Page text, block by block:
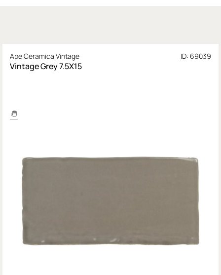
Ape Ceramica Vintage ID: 69039
Vintage Grey 7.5X15